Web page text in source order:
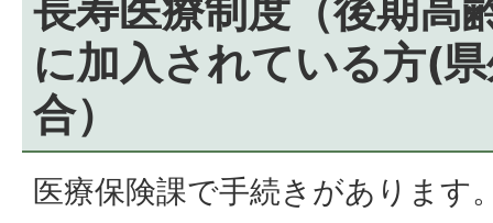
長寿医療制度（後期高
に加入されている方(
合）
医療保険課で手続きがあります